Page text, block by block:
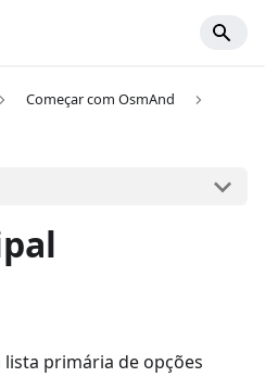
Começar com OsmAnd
lista primária de opções